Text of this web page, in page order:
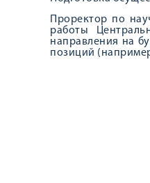
Проректор по
работы
направления на
позиций